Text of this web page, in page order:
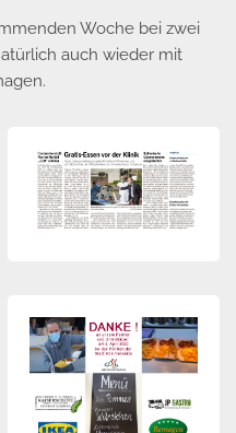
Woche bei zwei
auch wieder mit